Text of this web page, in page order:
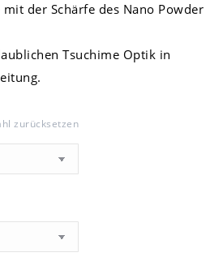
der Schärfe des Nano Powder
Tsuchime Optik in
zurücksetzen